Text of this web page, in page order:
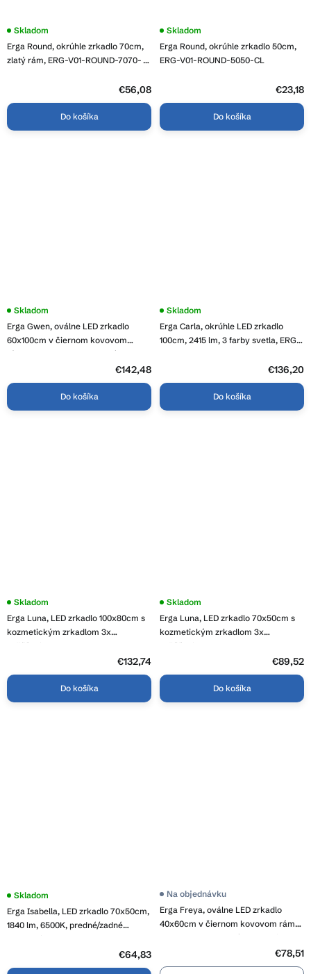
Erga Round, okrúhle zrkadlo 70cm,
zlatý rám, ERG-V01-ROUND-7070-
Skladom
€56,08
Do košíka
Erga Round, okrúhle zrkadlo 50cm,
ERG-V01-ROUND-5050-CL
Skladom
€23,18
Do košíka
Erga Gwen, oválne LED zrkadlo
60x100cm v čiernom kovovom
ráme, 3 farby svetla, predné
osvetlenie, vyhrievacia podložka
proti zapareniu, ERG-V01-GWEN-
Priemerné
produktu
je
4,3
Skladom
€142,48
Do košíka
Erga Carla, okrúhle LED zrkadlo
100cm, 2415 lm, 3 farby svetla, ERG-
Priemerné
produktu
je
Skladom
€136,20
Do košíka
Erga Luna, LED zrkadlo 100x80cm s
kozmetickým zrkadlom 3x
zväčšenie, 2760 lm, 6500K,
predné/zadné osvetlenie, ERG-V01-
124-1080-00
Priemerné
produktu
je
Skladom
€132,74
Do košíka
Erga Luna, LED zrkadlo 70x50cm s
kozmetickým zrkadlom 3x
zväčšenie, 1840 lm, 6500K,
predné/zadné osvetlenie, ERG-V01-
124-7050-00
Skladom
€89,52
Do košíka
Erga Isabella, LED zrkadlo 70x50cm,
1840 lm, 6500K, predné/zadné
Skladom
€64,83
Erga Freya, oválne LED zrkadlo
40x60cm v čiernom kovovom ráme,
3 farby svetla, zadné osvetlenie,
zapareniu, ERG-V01-FREYA-4060-
Na objednávku
€78,51